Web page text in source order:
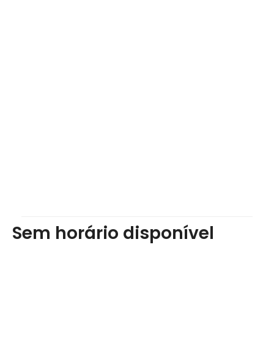
Sem horário disponível